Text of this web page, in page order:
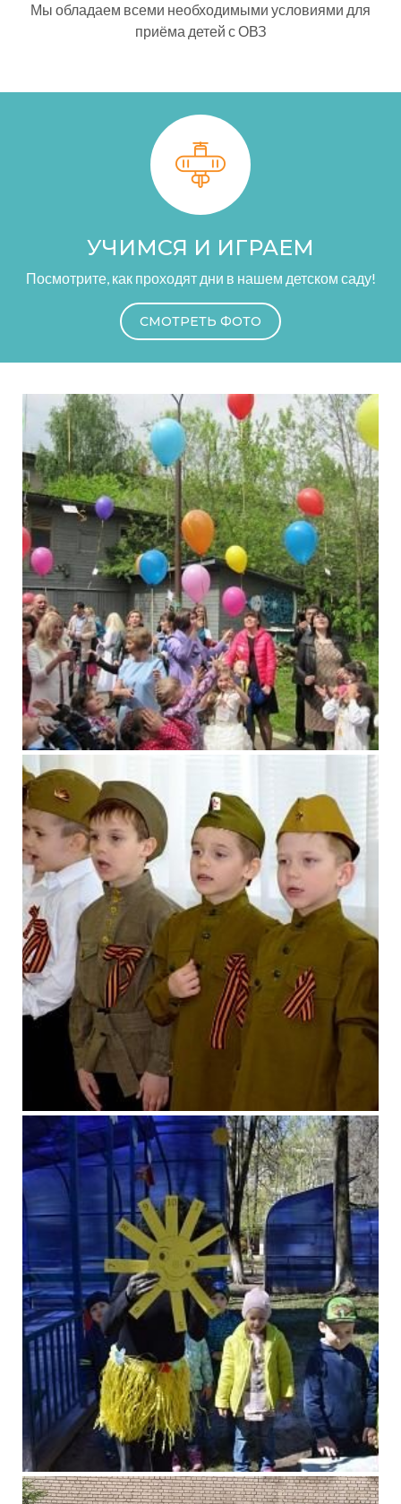
Мы обладаем всеми необходимыми условиями для
приёма детей с ОВЗ
УЧИМСЯ И ИГРАЕМ
Посмотрите, как проходят дни в нашем детском саду!
СМОТРЕТЬ ФОТО